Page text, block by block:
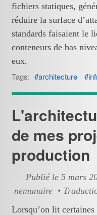
fichiers statiques,
réduire la surface
standards faisaient le
conteneurs de bas
eux.
Tags: architecture
de mes
production
Publié le 5 mars
nemunaire •
Lorsqu’on lit